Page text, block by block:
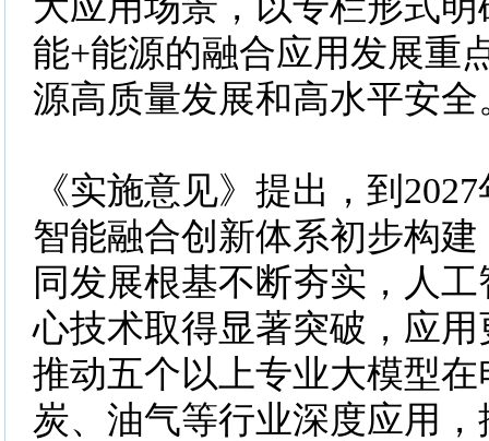
能+能源的融合应用发展重
源高质量发展和高水平安全
《实施意见》提出，到
智能融合创新体系初步构
同发展根基不断夯实，人
心技术取得显著突破，应
推动五个以上专业大模型
炭、油气等行业深度应用